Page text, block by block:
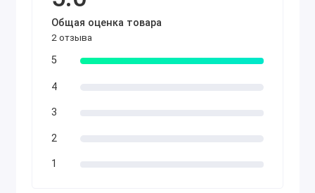
Жёсткий диск: 20 GB свободного места.
Кому подойдет GM DPS?
Официальным сервисным центрам и дилерам
Цена указана за установку программы GM DPS 4.48.
Общая оценка товара
2 отзыва
5
4
3
2
1